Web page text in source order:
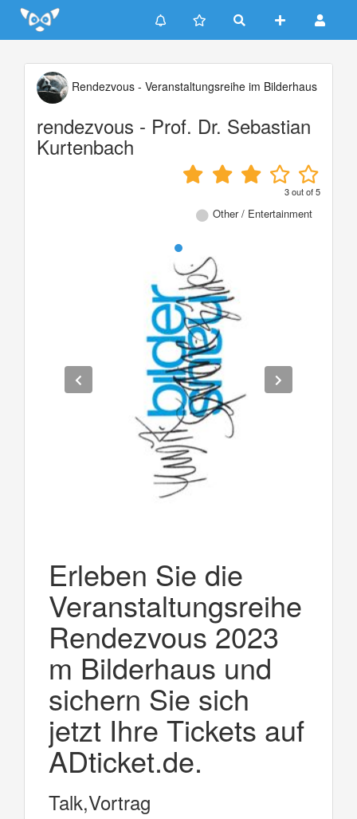
Update cookies preferences
Rendezvous - Veranstaltungsreihe im Bilderhaus
rendezvous - Prof. Dr. Sebastian
Kurtenbach
3out of5
Other / Entertainment
Erleben Sie die
Veranstaltungsreihe
Rendezvous 2023
m Bilderhaus und
sichern Sie sich
jetzt Ihre Tickets auf
ADticket.de.
Talk,Vortrag